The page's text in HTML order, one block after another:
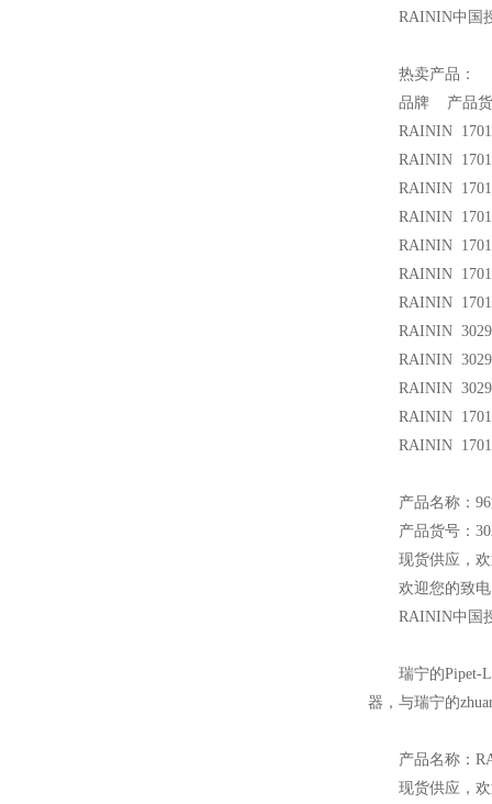
RAININ中国
热卖产品：
品牌 产品
RAININ
RAININ
RAININ
RAININ
RAININ
RAININ
RAININ
RAININ
RAININ
RAININ
RAININ
RAININ
产品名称：
产品货号：
现货供应，
欢迎您的
RAININ中国
瑞宁的Pipet-
器，与瑞宁的
产品名称：
现货供应，